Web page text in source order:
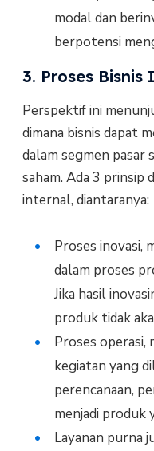
modal dan
berpotensi
3. Proses Bisnis
Perspektif ini
dimana bisnis dapat
dalam segmen pasar
saham. Ada 3 prinsip
internal, diantaranya:
Proses inovasi,
dalam proses
Jika hasil
produk tidak
Proses operasi,
kegiatan yang
perencanaan,
menjadi produk
Layanan purna